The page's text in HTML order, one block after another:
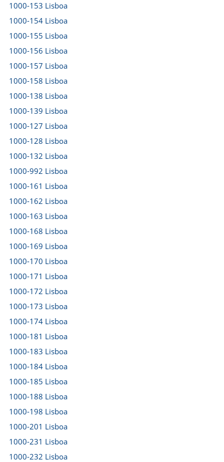
1000-153 Lisboa
1000-154 Lisboa
1000-155 Lisboa
1000-156 Lisboa
1000-157 Lisboa
1000-158 Lisboa
1000-138 Lisboa
1000-139 Lisboa
1000-127 Lisboa
1000-128 Lisboa
1000-132 Lisboa
1000-992 Lisboa
1000-161 Lisboa
1000-162 Lisboa
1000-163 Lisboa
1000-168 Lisboa
1000-169 Lisboa
1000-170 Lisboa
1000-171 Lisboa
1000-172 Lisboa
1000-173 Lisboa
1000-174 Lisboa
1000-181 Lisboa
1000-183 Lisboa
1000-184 Lisboa
1000-185 Lisboa
1000-188 Lisboa
1000-198 Lisboa
1000-201 Lisboa
1000-231 Lisboa
1000-232 Lisboa